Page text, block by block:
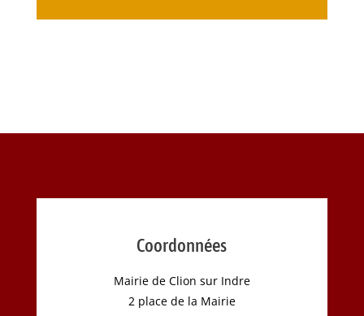
Coordonnées
Mairie de Clion sur Indre
2 place de la Mairie